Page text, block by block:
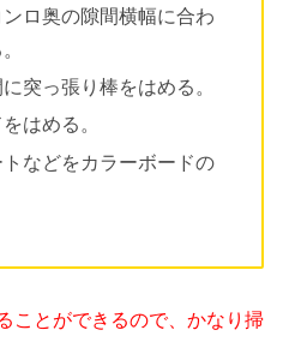
ロ奥の隙間横幅に合わ
突っ張り棒をはめる。
はめる。
などをカラーボードの
ことができるので、かなり掃